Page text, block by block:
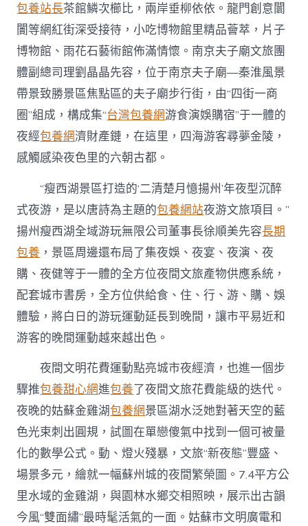
包養站長茶館鱗次櫛比，兩岸垂柳依依。龍門創意闤
闠等網紅街深受接待，小吃博物館里精品薈萃，片子
博物館、雨花石藝術館佈滿情懷。南京夫子廟文旅團
體副總司理劉晶晶先容，位于南京夫子廟—秦淮風景
帶景致勝景區焦點區的夫子廟步行街，由“四街一商
圈”組成，構成集“台灣包養網游食演娛購宿”于一體的
夜經包養網濟財產鏈，在這里，四海游客尋夢金陵，
感觸感染夜色里的六朝古都。
“瘦西湖景區打造的‘二清楚月憶揚州’年夜型沉醉
式夜游，是以唐詩為主題的包養網站夜游文旅項目。”
揚州瘦西湖全域游玩無限公司董事長徐順美先容長期
包養 ，景區周邊還布局了集夜娛、夜宴、夜演、夜
購、夜健等于一體的全方位夜間文旅產物供應系統，
配套城市書房，全方位供給食、住、行、游、購、娛
體驗，將白日的游玩運動延長到晚間，讓市平易近和
游客的晚間運動越來越出色。
夜間文明花費運動點亮城市夜經濟，也進一個步
驟推包養甜心網進包養了夜間文旅花費能級的迭代。
夜晚的姑蘇金雞湖包養網景區湖水泛她對著天空的藍
色光束刺出圓規，試圖在單戀傻氣中找到一個可被量
化的數學公式。動、燈火殘暴，文旅“新夜態”豐盛、
場景多元，繪就一幅蘇州城的夜間繁榮圖。7.4平方公
里水域的金雞湖，與園林水鄉交相照映，展示出古韻
今風“雙面繡”最時髦活氣的一面。姑蘇市文明廣電和